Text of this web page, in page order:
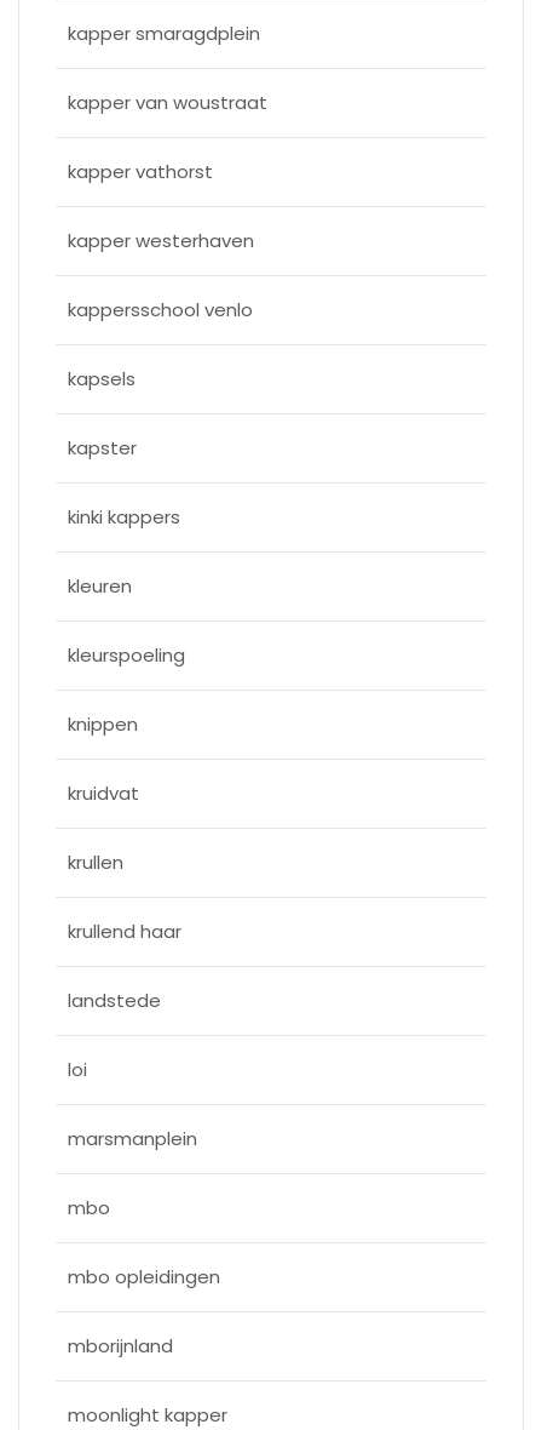
kapper smaragdplein
kapper van woustraat
kapper vathorst
kapper westerhaven
kappersschool venlo
kapsels
kapster
kinki kappers
kleuren
kleurspoeling
knippen
kruidvat
krullen
krullend haar
landstede
loi
marsmanplein
mbo
mbo opleidingen
mborijnland
moonlight kapper